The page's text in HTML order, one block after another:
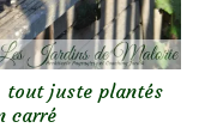
tout juste plantés
carré